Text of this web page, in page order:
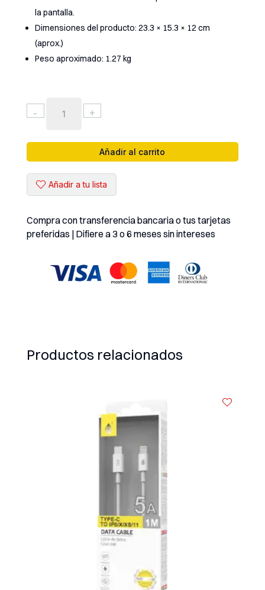
la pantalla.
Dimensiones del producto: 23.3 × 15.3 × 12 cm
(aprox.)
Peso aproximado: 1.27 kg
-
SUJETADOR
MULTIFUNCIONAL
RL-
cantidad
+
Añadir al carrito
Añadir a tu lista
Compra con transferencia bancaria o tus tarjetas
preferidas | Difiere a 3 o 6 meses sin intereses
Productos relacionados